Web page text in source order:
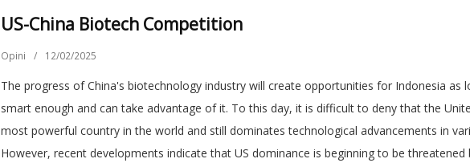
US-China Biotech Competition
Opini / 12/02/2025
The progress of China's biotechnology industry will create opportunities for Indonesia as
smart enough and can take advantage of it. To this day, it is difficult to deny that the
most powerful country in the world and still dominates technological advancements in
However, recent developments indicate that US dominance is beginning to be threatened